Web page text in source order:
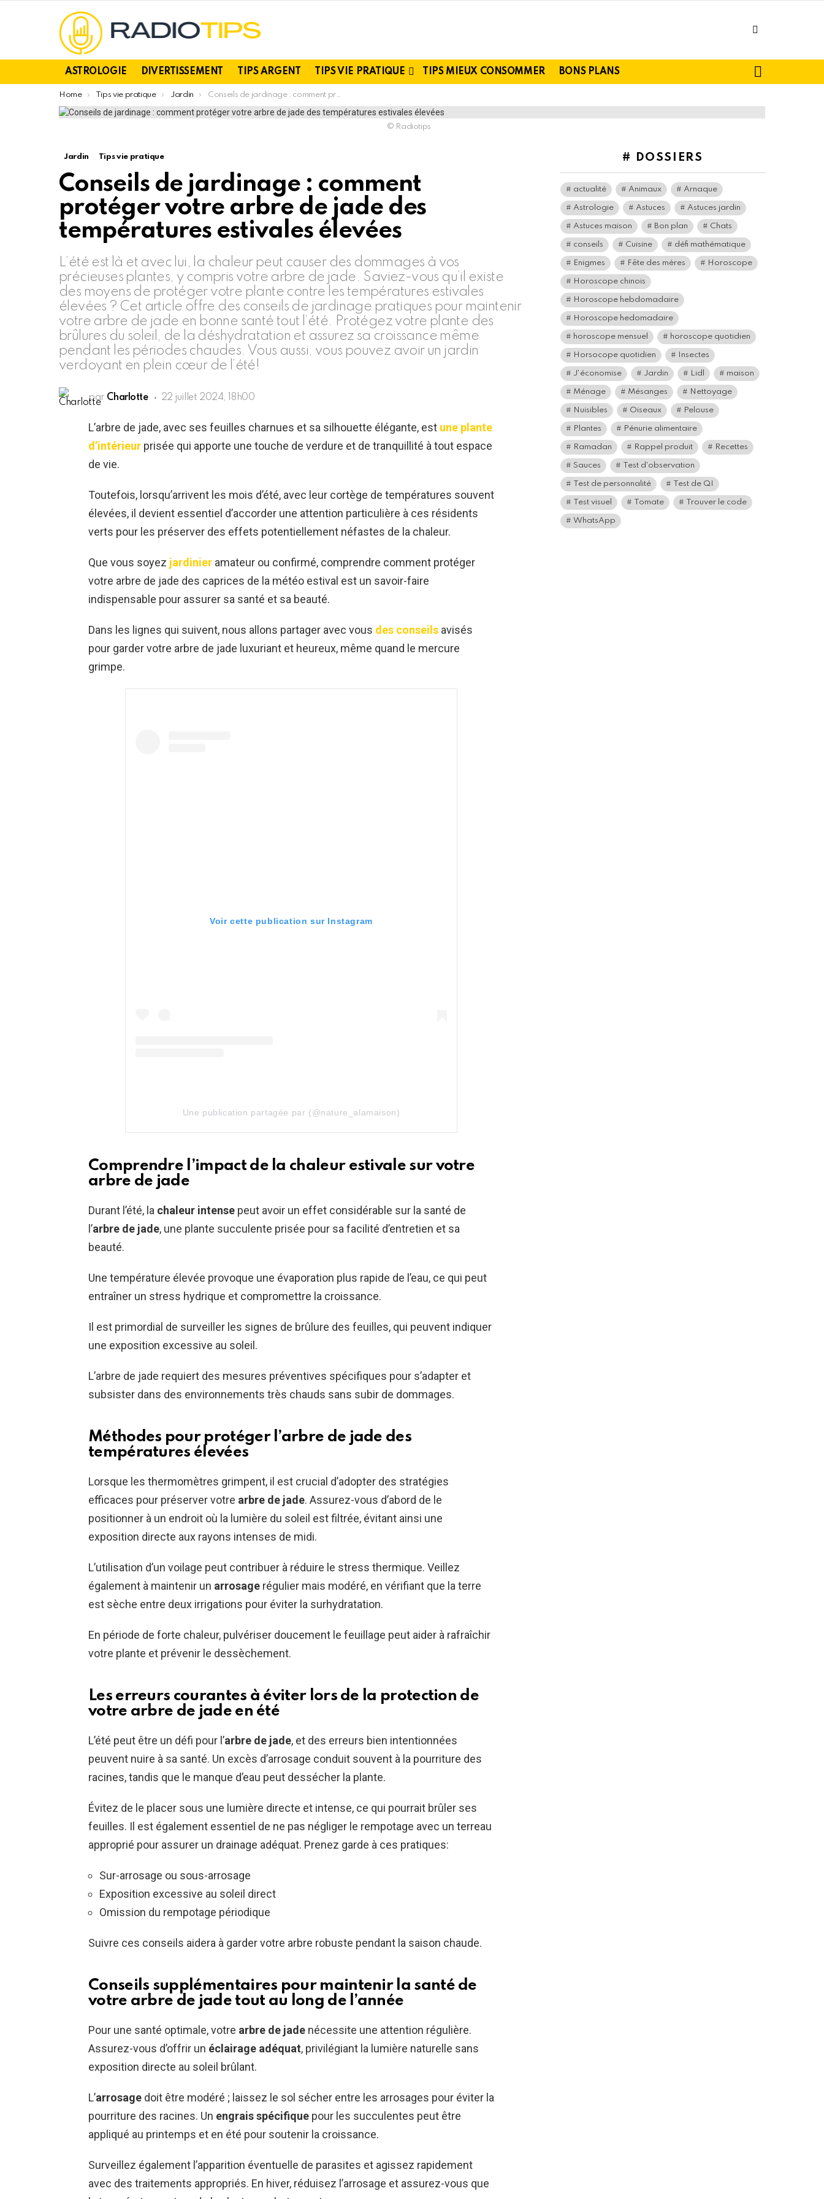
ASTROLOGIE DIVERTISSEMENT TIPS ARGENT TIPS VIE PRATIQUE TIPS MIEUX CONSOMMER BONS PLANS
You are here:
Home Tips vie pratique Jardin Conseils de jardinage : comment protéger votre arbre de jade des températures estivales élevées
© Radiotips
Jardin Tips vie pratique
Conseils de jardinage : comment
protéger votre arbre de jade des
températures estivales élevées
L’été est là et avec lui, la chaleur peut causer des dommages à vos
précieuses plantes, y compris votre arbre de jade. Saviez-vous qu’il existe
des moyens de protéger votre plante contre les températures estivales
élevées ? Cet article offre des conseils de jardinage pratiques pour maintenir
votre arbre de jade en bonne santé tout l’été. Protégez votre plante des
brûlures du soleil, de la déshydratation et assurez sa croissance même
pendant les périodes chaudes. Vous aussi, vous pouvez avoir un jardin
verdoyant en plein cœur de l’été!
par Charlotte 22 juillet 2024, 18h00
L’arbre de jade, avec ses feuilles charnues et sa silhouette élégante, est une plante
d’intérieur prisée qui apporte une touche de verdure et de tranquillité à tout espace
de vie.
Toutefois, lorsqu’arrivent les mois d’été, avec leur cortège de températures souvent
élevées, il devient essentiel d’accorder une attention particulière à ces résidents
verts pour les préserver des effets potentiellement néfastes de la chaleur.
Que vous soyez jardinier amateur ou confirmé, comprendre comment protéger
votre arbre de jade des caprices de la météo estival est un savoir-faire
indispensable pour assurer sa santé et sa beauté.
Dans les lignes qui suivent, nous allons partager avec vous des conseils avisés
pour garder votre arbre de jade luxuriant et heureux, même quand le mercure
grimpe.
Voir cette publication sur Instagram
Une publication partagée par (@nature_alamaison)
Comprendre l’impact de la chaleur estivale sur votre
arbre de jade
Durant l’été, la chaleur intense peut avoir un effet considérable sur la santé de
l’arbre de jade, une plante succulente prisée pour sa facilité d’entretien et sa
beauté.
Une température élevée provoque une évaporation plus rapide de l’eau, ce qui peut
entraîner un stress hydrique et compromettre la croissance.
Il est primordial de surveiller les signes de brûlure des feuilles, qui peuvent indiquer
une exposition excessive au soleil.
L’arbre de jade requiert des mesures préventives spécifiques pour s’adapter et
subsister dans des environnements très chauds sans subir de dommages.
Méthodes pour protéger l’arbre de jade des
températures élevées
Lorsque les thermomètres grimpent, il est crucial d’adopter des stratégies
efficaces pour préserver votre arbre de jade. Assurez-vous d’abord de le
positionner à un endroit où la lumière du soleil est filtrée, évitant ainsi une
exposition directe aux rayons intenses de midi.
L’utilisation d’un voilage peut contribuer à réduire le stress thermique. Veillez
également à maintenir un arrosage régulier mais modéré, en vérifiant que la terre
est sèche entre deux irrigations pour éviter la surhydratation.
En période de forte chaleur, pulvériser doucement le feuillage peut aider à rafraîchir
votre plante et prévenir le dessèchement.
Les erreurs courantes à éviter lors de la protection de
votre arbre de jade en été
L’été peut être un défi pour l’arbre de jade, et des erreurs bien intentionnées
peuvent nuire à sa santé. Un excès d’arrosage conduit souvent à la pourriture des
racines, tandis que le manque d’eau peut dessécher la plante.
Évitez de le placer sous une lumière directe et intense, ce qui pourrait brûler ses
feuilles. Il est également essentiel de ne pas négliger le rempotage avec un terreau
approprié pour assurer un drainage adéquat. Prenez garde à ces pratiques:
Sur-arrosage ou sous-arrosage
Exposition excessive au soleil direct
Omission du rempotage périodique
Suivre ces conseils aidera à garder votre arbre robuste pendant la saison chaude.
Conseils supplémentaires pour maintenir la santé de
votre arbre de jade tout au long de l’année
Pour une santé optimale, votre arbre de jade nécessite une attention régulière.
Assurez-vous d’offrir un éclairage adéquat, privilégiant la lumière naturelle sans
exposition directe au soleil brûlant.
L’arrosage doit être modéré ; laissez le sol sécher entre les arrosages pour éviter la
pourriture des racines. Un engrais spécifique pour les succulentes peut être
appliqué au printemps et en été pour soutenir la croissance.
Surveillez également l’apparition éventuelle de parasites et agissez rapidement
avec des traitements appropriés. En hiver, réduisez l’arrosage et assurez-vous que
# DOSSIERS
actualité Animaux Arnaque
Astrologie Astuces Astuces jardin
Astuces maison Bon plan Chats
conseils Cuisine défi mathématique
Enigmes Fête des mères Horoscope
Horoscope chinois
Horoscope hebdomadaire
Horoscope hedomadaire
horoscope mensuel horoscope quotidien
Horsocope quotidien Insectes
J'économise Jardin Lidl maison
Ménage Mésanges Nettoyage
Nuisibles Oiseaux Pelouse
Plantes Pénurie alimentaire
Ramadan Rappel produit Recettes
Sauces Test d'observation
Test de personnalité Test de QI
Test visuel Tomate Trouver le code
WhatsApp